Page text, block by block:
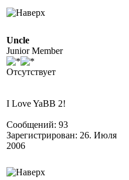
Uncle
Junior Member
Отсутствует
I Love YaBB 2!
Сообщений: 93
Зарегистрирован: 26. Июля
2006